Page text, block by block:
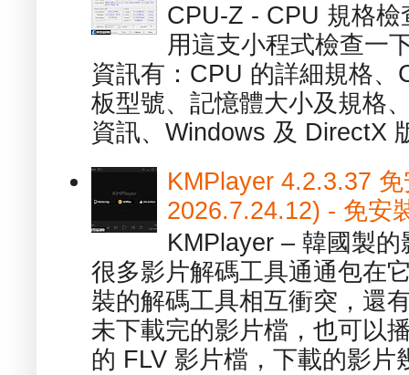
CPU-Z - CPU 規格
用這支小程式檢查一
資訊有：CPU 的詳細規格
板型號、記憶體大小及規格
資訊、Windows 及 DirectX
KMPlayer 4.2.3.37
2026.7.24.12) - 免安
KMPlayer – 韓國製
很多影片解碼工具通通包在
裝的解碼工具相互衝突，還
未下載完的影片檔，也可以
的 FLV 影片檔，下載的影片